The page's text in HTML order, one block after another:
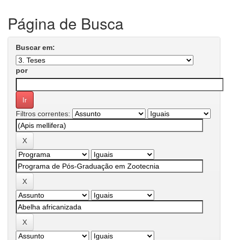
Página de Busca
Buscar em:
por
Filtros correntes: